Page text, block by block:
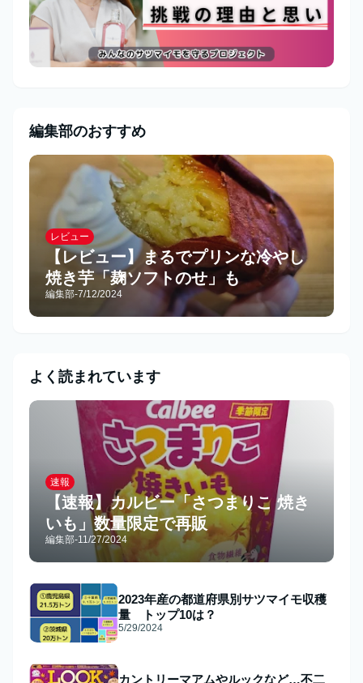
編集部のおすすめ
レビュー
【レビュー】まるでプリンな冷やし
焼き芋「麹ソフトのせ」も
編集部-7/12/2024
よく読まれています
速報
【速報】カルビー「さつまりこ 焼き
いも」数量限定で再販
編集部-11/27/2024
2023年産の都道府県別サツマイモ収穫
量 トップ10は？
5/29/2024
カントリーマアムやルックなど…不二